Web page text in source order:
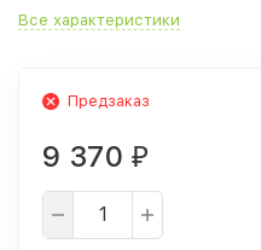
Все характеристики
Предзаказ
9 370 ₽